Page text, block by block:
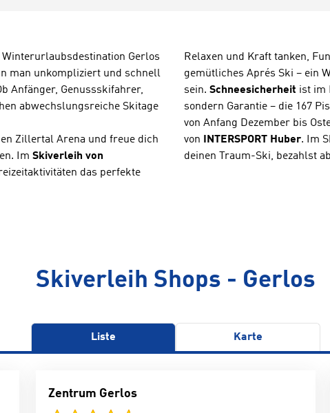
Gerlos
man unkompliziert und schnell
Anfänger, Genussskifahrer,
abwechslungsreiche Skitage
Zillertal Arena und freue dich
Im Skiverleih von
das perfekte
Relaxen und Kraft tanken,
gemütliches Aprés Ski – ein
sein. Schneesicherheit ist im
sondern Garantie – die 167
von Anfang Dezember bis
von INTERSPORT Huber. Im
deinen Traum-Ski, bezahlst
Skiverleih Shops - Gerlos
Liste Karte
Zentrum Gerlos